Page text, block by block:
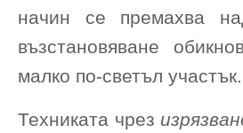
начин се премахва
възстановяване
малко по-светъл участък.
Техниката чрез